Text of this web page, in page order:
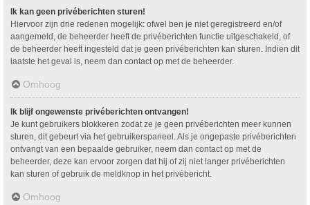
Ik kan geen privéberichten sturen!
Hiervoor zijn drie redenen mogelijk: ofwel ben je niet geregistreerd en/of
aangemeld, de beheerder heeft de privéberichten functie uitgeschakeld, of
de beheerder heeft ingesteld dat je geen privéberichten kan sturen. Indien dit
laatste het geval is, neem dan contact op met de beheerder.
Omhoog
Ik blijf ongewenste privéberichten ontvangen!
Je kunt gebruikers blokkeren zodat ze je geen privéberichten meer kunnen
sturen, dit gebeurt via het gebruikerspaneel. Als je ongepaste privéberichten
ontvangt van een bepaalde gebruiker, neem dan contact op met de
beheerder, deze kan ervoor zorgen dat hij of zij niet langer privéberichten
kan sturen of gebruik de meldknop in het privébericht.
Omhoog